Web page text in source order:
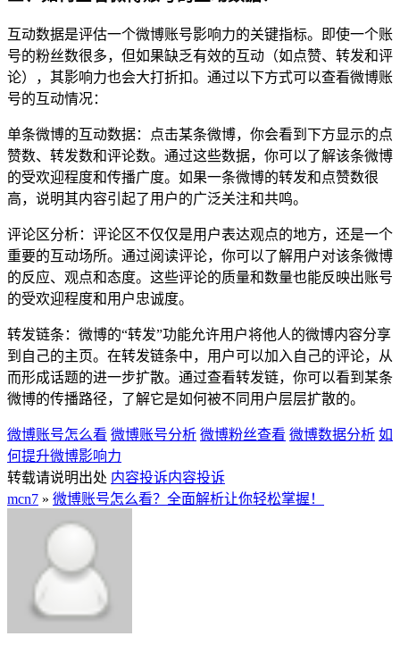
互动数据是评估一个微博账号影响力的关键指标。即使一个账
号的粉丝数很多，但如果缺乏有效的互动（如点赞、转发和评
论），其影响力也会大打折扣。通过以下方式可以查看微博账
号的互动情况：
单条微博的互动数据：点击某条微博，你会看到下方显示的点
赞数、转发数和评论数。通过这些数据，你可以了解该条微博
的受欢迎程度和传播广度。如果一条微博的转发和点赞数很
高，说明其内容引起了用户的广泛关注和共鸣。
评论区分析：评论区不仅仅是用户表达观点的地方，还是一个
重要的互动场所。通过阅读评论，你可以了解用户对该条微博
的反应、观点和态度。这些评论的质量和数量也能反映出账号
的受欢迎程度和用户忠诚度。
转发链条：微博的“转发”功能允许用户将他人的微博内容分享
到自己的主页。在转发链条中，用户可以加入自己的评论，从
而形成话题的进一步扩散。通过查看转发链，你可以看到某条
微博的传播路径，了解它是如何被不同用户层层扩散的。
微博账号怎么看 微博账号分析 微博粉丝查看 微博数据分析 如
何提升微博影响力
转载请说明出处 内容投诉内容投诉
mcn7 » 微博账号怎么看？全面解析让你轻松掌握！